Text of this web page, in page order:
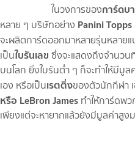
ในวงการของการ์ดบ
หลาย ๆ บริษัทอย่าง Panini
จะผลิตการ์ดออกมาหลายรุ่นหลาย
เป็นใบรันเลข ซึ่งจะแสดงถึงจำนว
บนโลก ยิ่งใบรันต่ำ ๆ ก็จะทำให้มีมู
เอง หรือเป็นเรตติ่งของตัวนักกีฬา
หรือ LeBron James ทำให้การ์ดพว
เพียงแต่จะหายากแล้วยังมีมูลค่าสูง